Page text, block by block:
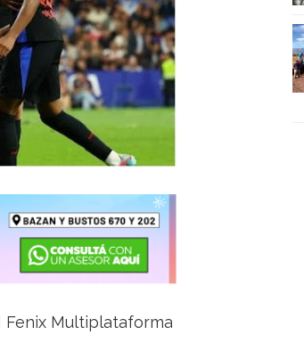
Fenix Multiplataforma